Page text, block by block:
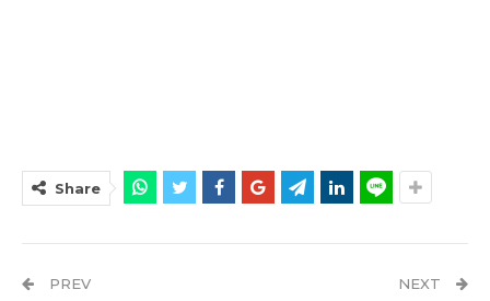
Share
PREV NEXT